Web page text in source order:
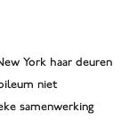
York haar deuren
niet
samenwerking